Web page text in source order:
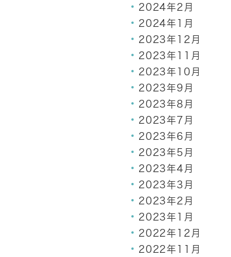
2024年2月
2024年1月
2023年12月
2023年11月
2023年10月
2023年9月
2023年8月
2023年7月
2023年6月
2023年5月
2023年4月
2023年3月
2023年2月
2023年1月
2022年12月
2022年11月